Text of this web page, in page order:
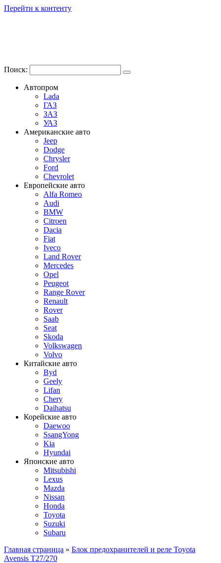
Перейти к контенту
Поиск:
Автопром
Lada
ГАЗ
ЗАЗ
УАЗ
Американские авто
Jeep
Dodge
Chrysler
Ford
Chevrolet
Европейские авто
Alfa Romeo
Audi
BMW
Citroen
Dacia
Fiat
Iveco
Land Rover
Mercedes
Opel
Peugeot
Range Rover
Renault
Rover
Saab
Seat
Skoda
Volkswagen
Volvo
Китайские авто
Byd
Geely
Lifan
Chery
Daihatsu
Корейские авто
Daewoo
SsangYong
Kia
Hyundai
Японские авто
Mitsubishi
Lexus
Mazda
Nissan
Honda
Toyota
Suzuki
Subaru
Главная страница » Блок предохранителей и реле Toyota
Avensis T27/270